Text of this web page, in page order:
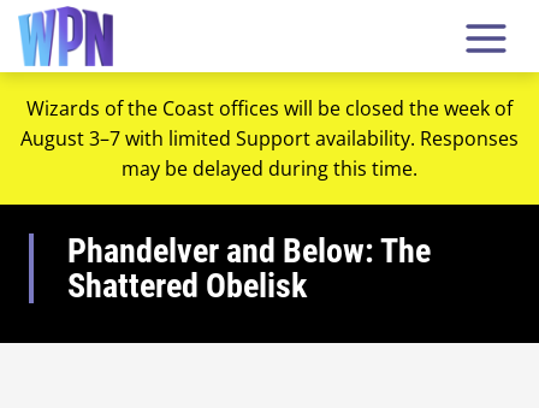
Wizards of the Coast offices will be closed the week of
August 3–7 with limited Support availability. Responses
may be delayed during this time.
Phandelver and Below: The
Shattered Obelisk